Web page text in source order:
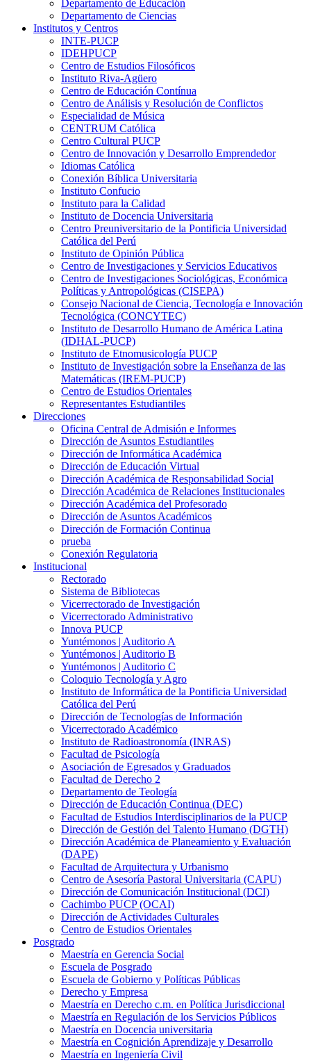
Departamento de Educación
Departamento de Ciencias
Institutos y Centros
INTE-PUCP
IDEHPUCP
Centro de Estudios Filosóficos
Instituto Riva-Agüero
Centro de Educación Contínua
Centro de Análisis y Resolución de Conflictos
Especialidad de Música
CENTRUM Católica
Centro Cultural PUCP
Centro de Innovación y Desarrollo Emprendedor
Idiomas Católica
Conexión Bíblica Universitaria
Instituto Confucio
Instituto para la Calidad
Instituto de Docencia Universitaria
Centro Preuniversitario de la Pontificia Universidad
Católica del Perú
Instituto de Opinión Pública
Centro de Investigaciones y Servicios Educativos
Centro de Investigaciones Sociológicas, Económica
Políticas y Antropológicas (CISEPA)
Consejo Nacional de Ciencia, Tecnología e Innovación
Tecnológica (CONCYTEC)
Instituto de Desarrollo Humano de América Latina
(IDHAL-PUCP)
Instituto de Etnomusicología PUCP
Instituto de Investigación sobre la Enseñanza de las
Matemáticas (IREM-PUCP)
Centro de Estudios Orientales
Representantes Estudiantiles
Direcciones
Oficina Central de Admisión e Informes
Dirección de Asuntos Estudiantiles
Dirección de Informática Académica
Dirección de Educación Virtual
Dirección Académica de Responsabilidad Social
Dirección Académica de Relaciones Institucionales
Dirección Académica del Profesorado
Dirección de Asuntos Académicos
Dirección de Formación Continua
prueba
Conexión Regulatoria
Institucional
Rectorado
Sistema de Bibliotecas
Vicerrectorado de Investigación
Vicerrectorado Administrativo
Innova PUCP
Yuntémonos | Auditorio A
Yuntémonos | Auditorio B
Yuntémonos | Auditorio C
Coloquio Tecnología y Agro
Instituto de Informática de la Pontificia Universidad
Católica del Perú
Dirección de Tecnologías de Información
Vicerrectorado Académico
Instituto de Radioastronomía (INRAS)
Facultad de Psicología
Asociación de Egresados y Graduados
Facultad de Derecho 2
Departamento de Teología
Dirección de Educación Continua (DEC)
Facultad de Estudios Interdisciplinarios de la PUCP
Dirección de Gestión del Talento Humano (DGTH)
Dirección Académica de Planeamiento y Evaluación
(DAPE)
Facultad de Arquitectura y Urbanismo
Centro de Asesoría Pastoral Universitaria (CAPU)
Dirección de Comunicación Institucional (DCI)
Cachimbo PUCP (OCAI)
Dirección de Actividades Culturales
Centro de Estudios Orientales
Posgrado
Maestría en Gerencia Social
Escuela de Posgrado
Escuela de Gobierno y Políticas Públicas
Derecho y Empresa
Maestría en Derecho c.m. en Política Jurisdiccional
Maestría en Regulación de los Servicios Públicos
Maestría en Docencia universitaria
Maestría en Cognición Aprendizaje y Desarrollo
Maestría en Ingeniería Civil